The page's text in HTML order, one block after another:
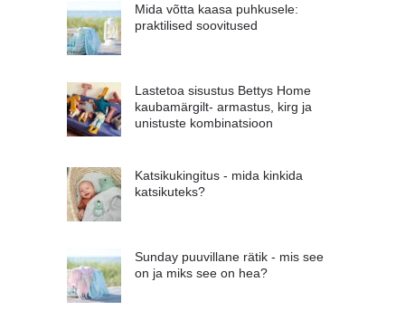
Mida võtta kaasa puhkusele:
praktilised soovitused
Lastetoa sisustus Bettys Home
kaubamärgilt- armastus, kirg ja
unistuste kombinatsioon
Katsikukingitus - mida kinkida
katsikuteks?
Sunday puuvillane rätik - mis see
on ja miks see on hea?